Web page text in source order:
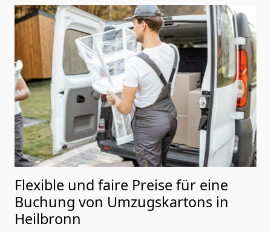
Flexible und faire Preise für eine
Buchung von Umzugskartons in
Heilbronn